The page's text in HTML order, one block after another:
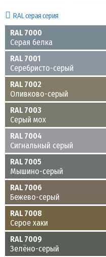
RAL серая серия
RAL 7000
Серая белка
RAL 7001
Серебристо-серый
RAL 7002
Оливково-серый
RAL 7003
Серый мох
RAL 7004
Сигнальный серый
RAL 7005
Мышино-серый
RAL 7006
Бежево-серый
RAL 7008
Серое хаки
RAL 7009
Зелёно-серый